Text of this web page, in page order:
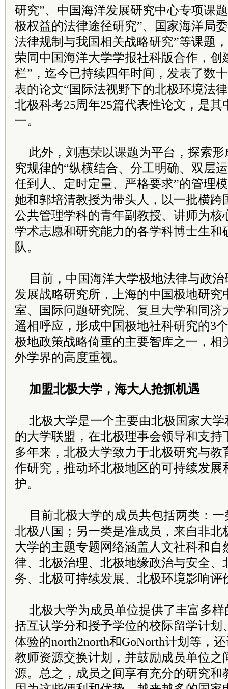
研究”、中国海洋发展研究中心专项课
极权益的法律途径研究”、国家海洋局
法律规制与我国相关战略研究”等课题
荣同中国海洋大学学报社科版合作，创
栏”，迄今已持续四年时间，发表了数
表的论文“国际法视野下的北极环境法
北极科考25周年25篇代表性论文，是
一。
此外，刘惠荣以课题为平台，探索
究规律的“纵横结合、分工明确、双层
任到人、定时定量、严格要求”的管理
她和郭培清教授为带头人，以一批横跨
公共管理学科的青年副教授、讲师为核
学术志愿和研究能力的各学科博士生和
队。
目前，中国海洋大学极地法律与政
发展战略研究所，上海的中国极地研究
室、国际问题研究院、复旦大学和同济
遥相呼应，形成中国极地社科研究的3
极地政策战略倚重的主要智库之一，相
外学界的高度重视。
加盟北极大学，海大人抢抓机遇
北极大学是一个主要由北极国家大
的大学联盟，在北极理事会领导和支持
多年来，北极大学致力于北极研究与教
作研究，推动环北极地区的可持续发展
护。
目前北极大学的成员共包括两类：
北极八国；另一类是准成员，来自非北
大学的主题专题网络涵盖人文社科和自
律、北极治理、北极地缘政治与安全、
务、北极可持续发展、北极环境影响评
北极大学为成员单位提供了丰富多
括互认学分和授予学位的校际留学计划
体验的north2north和GoNorth计划等，
教师资源交换计划，并鼓励成员单位之
源。总之，成员之间享有充分的研究和